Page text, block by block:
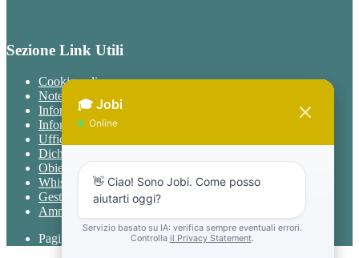
Sezione Link Utili
Cookie policy
Note legali
Informativa Privacy
Informativa Privacy chatbot Jobi
Ufficio Relazioni con il Pubblico
Dichiarazione di accessibilità
Obiettivi di accessibilità
Whistleblowing
Gestione consensi cookie
Amministrazione trasparente
Pagina visualizzata329volte